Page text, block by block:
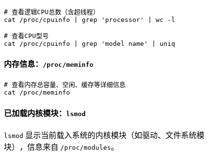
# 查看逻辑CPU总数（含超线程）
cat /proc/cpuinfo | grep 'processor' wc -l
# 查看CPU型号
cat /proc/cpuinfo | grep 'model name' uniq
内存信息： /proc/meminfo
# 查看内存总容量、空闲、缓存等详细信息
cat /proc/meminfo
已加载内核模块： lsmod
lsmod 显示当前载入系统的内核模块（如驱动、文件系统模
块），信息来自 /proc/modules。